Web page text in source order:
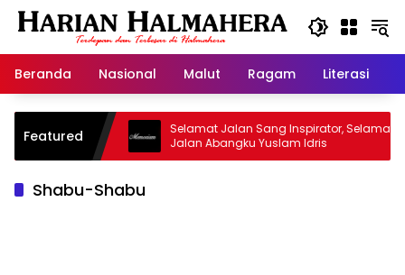
Langsung
Beranda
Nasional Malut Ragam Literasi
Featured
Warisan
Selamat Jalan Sang Inspirator, Selamat
Jalan Abangku Yuslam Idris
Shabu-Shabu